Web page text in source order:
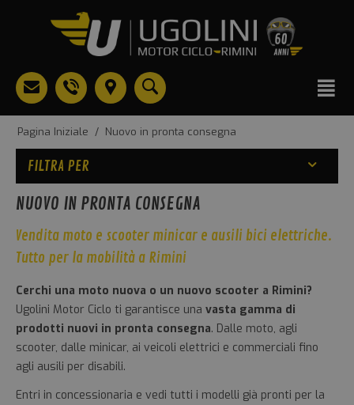
Pagina Iniziale / Nuovo in pronta consegna
FILTRA PER
NUOVO IN PRONTA CONSEGNA
Vendita moto e scooter minicar e ausili bici elettriche.
Tutto per la mobilità a Rimini
Cerchi una moto nuova o un nuovo scooter a Rimini?
Ugolini Motor Ciclo ti garantisce una vasta gamma di
prodotti nuovi in pronta consegna. Dalle moto, agli
scooter, dalle minicar, ai veicoli elettrici e commerciali fino
agli ausili per disabili.
Entri in concessionaria e vedi tutti i modelli già pronti per la